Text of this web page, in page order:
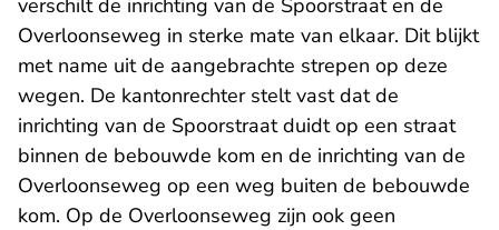
verschilt de inrichting van de Spoorstraat en de
Overloonseweg in sterke mate van elkaar. Dit blijkt
met name uit de aangebrachte strepen op deze
wegen. De kantonrechter stelt vast dat de
inrichting van de Spoorstraat duidt op een straat
binnen de bebouwde kom en de inrichting van de
Overloonseweg op een weg buiten de bebouwde
kom. Op de Overloonseweg zijn ook geen